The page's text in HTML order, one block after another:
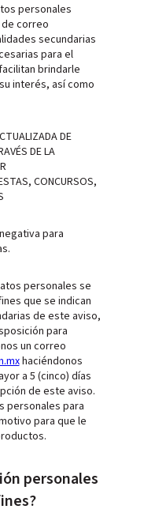
personales
correo
secundarias
para el
brindarle
interés, así como
DE
DE LA
CONCURSOS,
para
personales se
que se indican
de este aviso,
para
un correo
haciéndonos
a 5 (cinco) días
de este aviso.
personales para
para que le
personales